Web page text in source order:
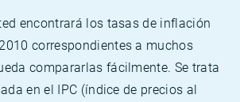
encontrará los tasas de inflación
correspondientes a muchos
compararlas fácilmente. Se trata
en el IPC (índice de precios al